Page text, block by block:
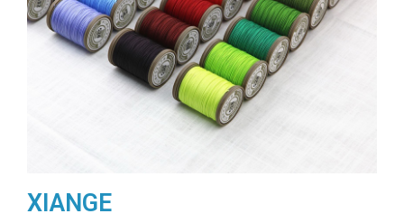
XIANGE